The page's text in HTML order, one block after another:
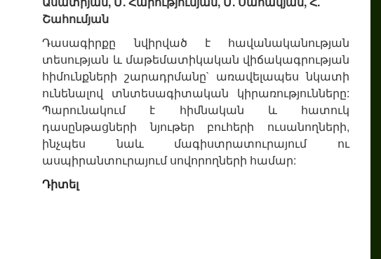
Շահումյան
Դասագիրքը նվիրված է հավանականության
տեսության և մաթեմատիկական վիճակագրության
հիմունքների շարադրմանը` առավելապես նկատի
ունենալով տնտեսագիտական կիրառությունները:
Պարունակում է հիմնական և հատուկ
դասընթացների նյութեր բուհերի ուսանողների,
ինչպես նաև մագիստրատուրայում ու
ասպիրանտուրայում սովորողների համար:
Դիտել